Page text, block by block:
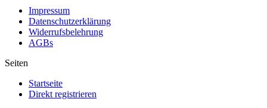
Impressum
Datenschutzerklärung
Widerrufsbelehrung
AGBs
Seiten
Startseite
Direkt registrieren